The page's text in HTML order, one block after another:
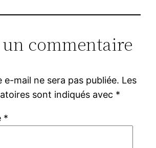
commentaire
e-mail ne sera pas publiée. Les
sont indiqués avec *
*